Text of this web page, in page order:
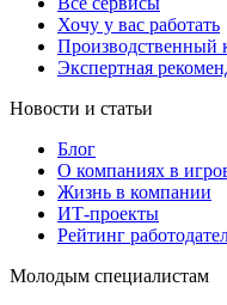
Хочу у вас работать
Производственный
Экспертная
Новости и статьи
Блог
О компаниях в
Жизнь в компании
ИТ-проекты
Рейтинг
Молодым специалистам